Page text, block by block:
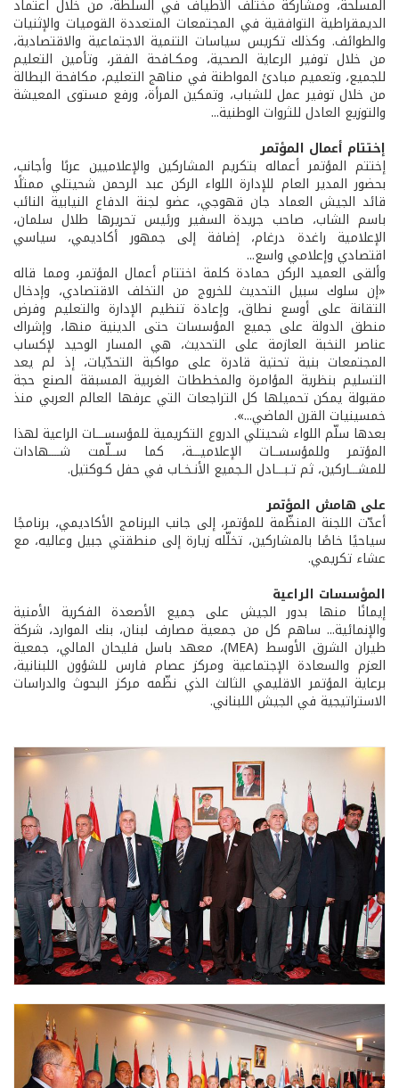
المسلحة، ومشاركة مختلف الأطياف في السلطة، من خلال اعتماد
الديمقراطية التوافقية في المجتمعات المتعددة القوميات والإثنيات
والطوائف. وكذلك تكريس سياسات التنمية الاجتماعية والاقتصادية،
من خلال توفير الرعاية الصحية، ومكـافحة الفقر، وتأمين التعليم
للجميع، وتعميم مبادئ المواطنة في مناهج التعليم، مكافحة البطالة
من خلال توفير عمل للشباب، وتمكين المرأة، ورفع مستوى المعيشة
والتوزيع العادل للثروات الوطنية...
إختتام أعمال المؤتمر
إختتم المؤتمر أعماله بتكريم المشاركين والإعلاميين عربًا وأجانب،
بحضور المدير العام للإدارة اللواء الركن عبد الرحمن شحيتلي ممثلًا
قائد الجيش العماد جان قهوجي، عضو لجنة الدفاع النيابية النائب
باسم الشاب، صاحب جريدة السفير ورئيس تحريرها طلال سلمان،
الإعلامية راغدة درغام، إضافة إلى جمهور أكاديمي، سياسي
اقتصادي وإعلامي واسع...
وألقى العميد الركن حمادة كلمة اختتام أعمال المؤتمر، ومما قاله
«إن سلوك سبيل التحديث للخروج من التخلف الاقتصادي، وإدخال
التقانة على أوسع نطاق، وإعادة تنظيم الإدارة والتعليم وفرض
منطق الدولة على جميع المؤسسات حتى الدينية منها، وإشراك
عناصر النخبة العازمة على التحديث، هي المسار الوحيد لإكساب
المجتمعات بنية تحتية قادرة على مواكبة التحدّيات، إذ لم يعد
التسليم بنظرية المؤامرة والمخططات الغربية المسبقة الصنع حجة
مقبولة يمكن تحميلها كل التراجعات التي عرفها العالم العربي منذ
خمسينيات القرن الماضي...».
بعدها سلّم اللواء شحيتلي الدروع التكريمية للمؤسســـات الراعية لهذا
المؤتمر وللمؤسســات الإعلاميـــة، كما ســلّمت شــــهادات
للمشـــاركين، ثم تـبـــادل الـجميع الأنـخـاب في حفل كـوكتيل.
على هامش المؤتمر
أعدّت اللجنة المنظّمة للمؤتمر، إلى جانب البرنامج الأكاديمي، برنامجًا
سياحيًا خاصًا بالمشاركين، تخلّله زيارة إلى منطقتي جبيل وعاليه، مع
عشاء تكريمي.
المؤسسات الراعية
إيمانًا منها بدور الجيش على جميع الأصعدة الفكرية الأمنية
والإنمائية... ساهم كل من جمعية مصارف لبنان، بنك الموارد، شركة
طيران الشرق الأوسط (MEA)، معهد باسل فليحان المالي، جمعية
العزم والسعادة الإجتماعية ومركز عصام فارس للشؤون اللبنانية،
برعاية المؤتمر الاقليمي الثالث الذي نظّمه مركز البحوث والدراسات
الاستراتيجية في الجيش اللبناني.